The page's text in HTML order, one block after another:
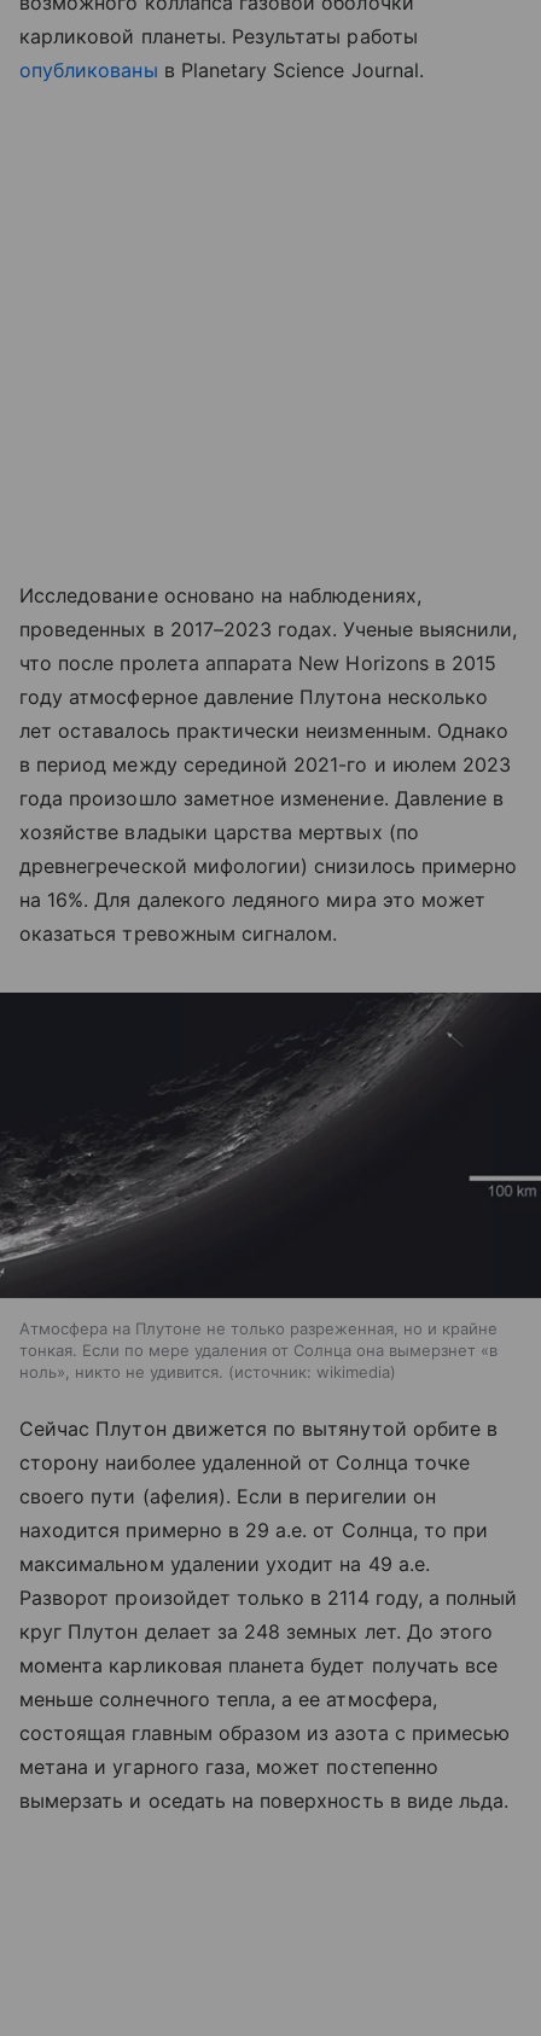
карликовой планеты. Результаты работы
опубликованы в Planetary Science Journal.
Исследование основано на наблюдениях,
проведенных в 2017–2023 годах. Ученые выяснили,
что после пролета аппарата New Horizons в 2015
году атмосферное давление Плутона несколько
лет оставалось практически неизменным. Однако
в период между серединой 2021-го и июлем 2023
года произошло заметное изменение. Давление в
хозяйстве владыки царства мертвых (по
древнегреческой мифологии) снизилось примерно
на 16%. Для далекого ледяного мира это может
оказаться тревожным сигналом.
Атмосфера на Плутоне не только разреженная, но и крайне
тонкая. Если по мере удаления от Солнца она вымерзнет «в
ноль», никто не удивится.
источник: wikimedia
Сейчас Плутон движется по вытянутой орбите в
сторону наиболее удаленной от Солнца точке
своего пути (афелия). Если в перигелии он
находится примерно в 29 а.е. от Солнца, то при
максимальном удалении уходит на 49 а.е.
Разворот произойдет только в 2114 году, а полный
круг Плутон делает за 248 земных лет. До этого
момента карликовая планета будет получать все
меньше солнечного тепла, а ее атмосфера,
состоящая главным образом из азота с примесью
метана и угарного газа, может постепенно
вымерзать и оседать на поверхность в виде льда.